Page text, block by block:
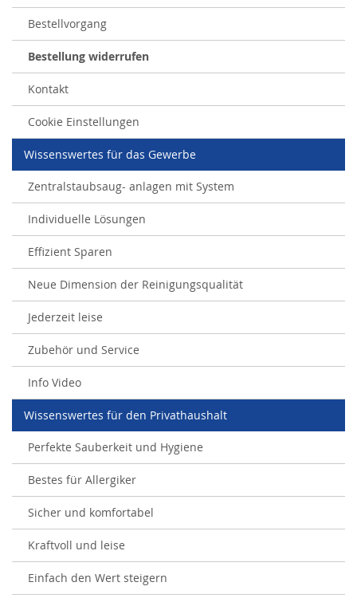
Bestellvorgang
Bestellung widerrufen
Kontakt
Cookie Einstellungen
Wissenswertes für das Gewerbe
Zentralstaubsaug- anlagen mit System
Individuelle Lösungen
Effizient Sparen
Neue Dimension der Reinigungsqualität
Jederzeit leise
Zubehör und Service
Info Video
Wissenswertes für den Privathaushalt
Perfekte Sauberkeit und Hygiene
Bestes für Allergiker
Sicher und komfortabel
Kraftvoll und leise
Einfach den Wert steigern